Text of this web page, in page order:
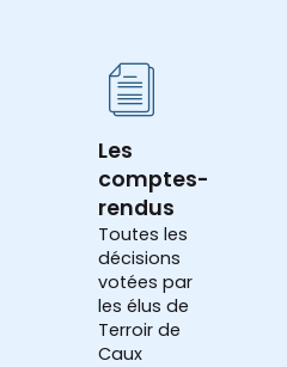
Les
comptes-
rendus
Toutes les
décisions
votées par
les élus de
Terroir de
Caux